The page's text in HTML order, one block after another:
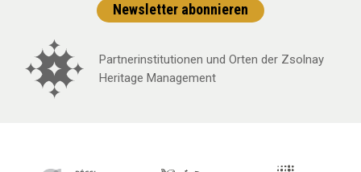
Newsletter abonnieren
Partnerinstitutionen und Orten der Zsolnay
Heritage Management